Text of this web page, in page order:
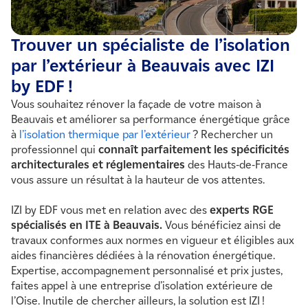
etc.).
dans l’Oise ou en région parisienne, sachez qu’une
habitation rénovée et économe en énergieattire
davantage d’acheteurset facilite la transaction. Un
véritable atout pour l’avenir !
Trouver un spécialiste de l’isolation
par l’extérieur à Beauvais avec IZI
by EDF !
Vous souhaitez rénover la façade de votre maison à
Beauvais et améliorer sa performance énergétique grâce
à l’isolation thermique par l’extérieur? Rechercher un
professionnel qui connaît parfaitement les spécificités
architecturales et réglementaires des Hauts-de-France
vous assure un résultat à la hauteur de vos attentes.
IZI by EDF vous met en relation avec des experts RGE
spécialisés en ITE à Beauvais. Vous bénéficiez ainsi de
travaux conformes aux normes en vigueur et éligibles aux
aides financières dédiées à la rénovation énergétique.
Expertise, accompagnement personnalisé et prix justes,
faites appel à une entreprise d’isolation extérieure de
l’Oise. Inutile de chercher ailleurs, la solution est IZI !